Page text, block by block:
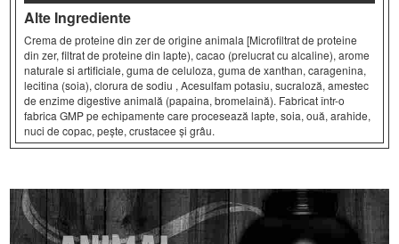
Alte Ingrediente
Crema de proteine din zer de origine animala [Microfiltrat de proteine
din zer, filtrat de proteine din lapte), cacao (prelucrat cu alcaline), arome
naturale si artificiale, guma de celuloza, guma de xanthan, caragenina,
lecitina (soia), clorura de sodiu , Acesulfam potasiu, sucraloză, amestec
de enzime digestive animală (papaina, bromelaină). Fabricat într-o
fabrica GMP pe echipamente care procesează lapte, soia, ouă, arahide,
nuci de copac, pește, crustacee și grâu.